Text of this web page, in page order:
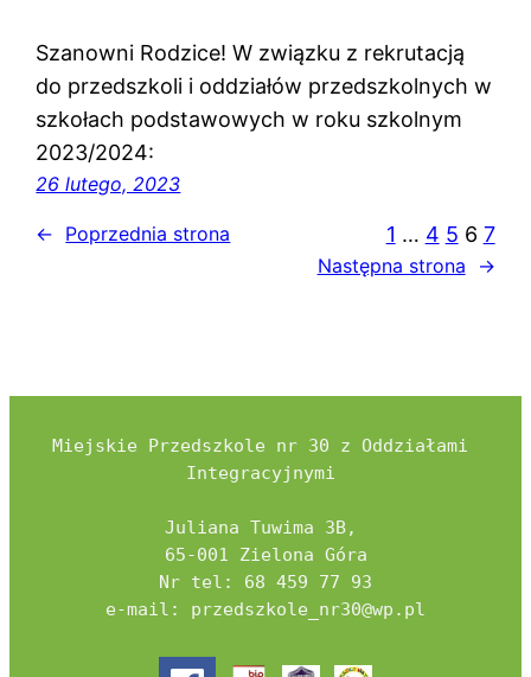
Szanowni Rodzice! W związku z rekrutacją
do przedszkoli i oddziałów przedszkolnych w
szkołach podstawowych w roku szkolnym
2023/2024:
26 lutego, 2023
← Poprzednia strona 1 … 4 5 6 7
Następna strona →
Miejskie Przedszkole nr 30 z Oddziałami
Integracyjnymi
Juliana Tuwima 3B,
65-001 Zielona Góra
Nr tel: 68 459 77 93
e-mail: przedszkole_nr30@wp.pl